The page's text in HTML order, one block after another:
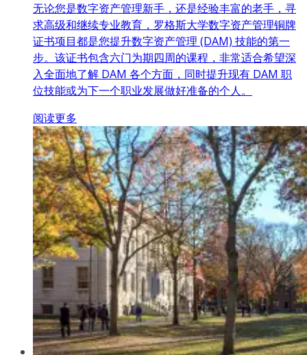
无论您是数字资产管理新手，还是经验丰富的老手，寻
求高级和继续专业教育，罗格斯大学数字资产管理铜牌
证书项目都是您提升数字资产管理 (DAM) 技能的第一
步。该证书包含六门为期四周的课程，非常适合希望深
入全面地了解 DAM 各个方面，同时提升现有 DAM 职
位技能或为下一个职业发展做好准备的个人。
阅读更多